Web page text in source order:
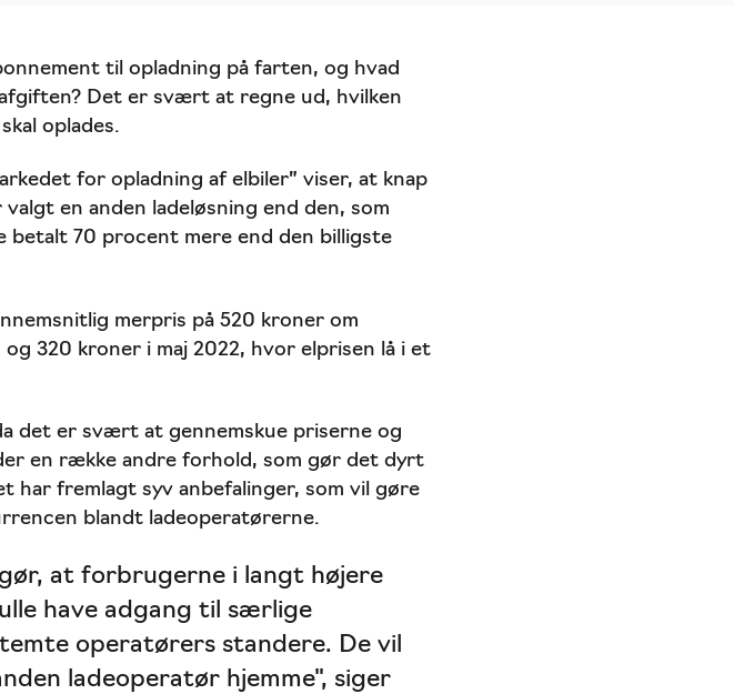
til opladning på farten, og hvad
Det er svært at regne ud, hvilken
oplades.
for opladning af elbiler” viser, at knap
en anden ladeløsning end den, som
betalt 70 procent mere end den billigste
merpris på 520 kroner om
320 kroner i maj 2022, hvor elprisen lå i et
det er svært at gennemskue priserne og
en række andre forhold, som gør det dyrt
har fremlagt syv anbefalinger, som vil gøre
blandt ladeoperatørerne.
at forbrugerne i langt højere
have adgang til særlige
operatørers standere. De vil
ladeoperatør hjemme", siger